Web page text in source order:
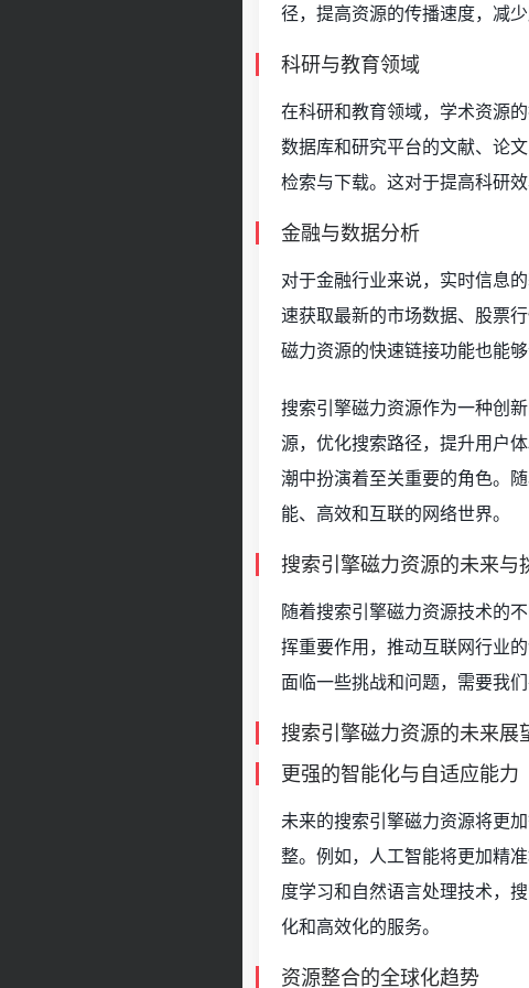
径，提高资源的传播速度，减
科研与教育领域
在科研和教育领域，学术资源
数据库和研究平台的文献、论
检索与下载。这对于提高科研
金融与数据分析
对于金融行业来说，实时信息
速获取最新的市场数据、股票
磁力资源的快速链接功能也能
搜索引擎磁力资源作为一种创
源，优化搜索路径，提升用户
潮中扮演着至关重要的角色。
能、高效和互联的网络世界。
搜索引擎磁力资源的未来与
随着搜索引擎磁力资源技术的
挥重要作用，推动互联网行业
面临一些挑战和问题，需要我
搜索引擎磁力资源的未来展
更强的智能化与自适应能力
未来的搜索引擎磁力资源将更
整。例如，人工智能将更加精
度学习和自然语言处理技术，
化和高效化的服务。
资源整合的全球化趋势